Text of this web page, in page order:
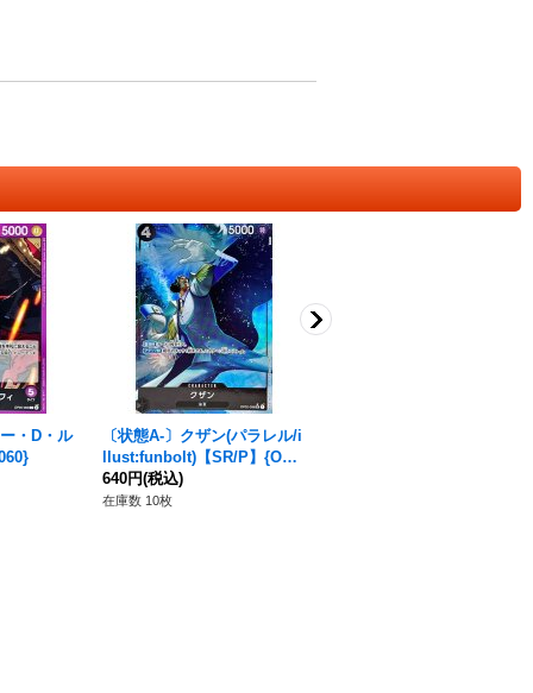
・D・ル
〔状態A-〕クザン(パラレル/i
llust:funbolt)【SR/P】{OP0
2-096}
640円(税込)
在庫数 10枚